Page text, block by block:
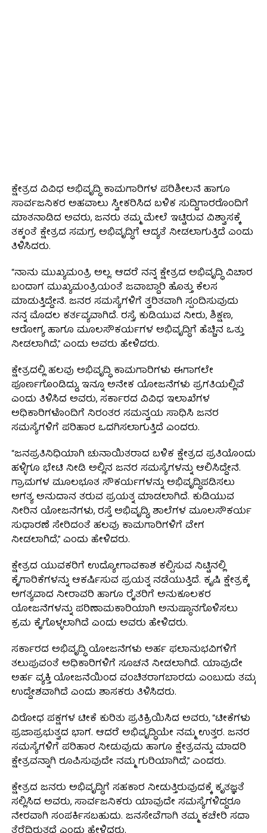
ಕ್ಷೇತ್ರದ ವಿವಿಧ ಅಭಿವೃದ್ಧಿ ಕಾಮಗಾರಿಗಳ ಪರಿಶೀಲನೆ ಹಾಗೂ
ಸಾರ್ವಜನಿಕರ ಅಹವಾಲು ಸ್ವೀಕರಿಸಿದ ಬಳಿಕ ಸುದ್ದಿಗಾರರೊಂದಿಗೆ
ಮಾತನಾಡಿದ ಅವರು, ಜನರು ತಮ್ಮ ಮೇಲೆ ಇಟ್ಟಿರುವ ವಿಶ್ವಾಸಕ್ಕೆ
ತಕ್ಕಂತೆ ಕ್ಷೇತ್ರದ ಸಮಗ್ರ ಅಭಿವೃದ್ಧಿಗೆ ಆದ್ಯತೆ ನೀಡಲಾಗುತ್ತಿದೆ ಎಂದು
ತಿಳಿಸಿದರು.
“ನಾನು ಮುಖ್ಯಮಂತ್ರಿ ಅಲ್ಲ. ಆದರೆ ನನ್ನ ಕ್ಷೇತ್ರದ ಅಭಿವೃದ್ಧಿ ವಿಚಾರ
ಬಂದಾಗ ಮುಖ್ಯಮಂತ್ರಿಯಂತೆ ಜವಾಬ್ದಾರಿ ಹೊತ್ತು ಕೆಲಸ
ಮಾಡುತ್ತಿದ್ದೇನೆ. ಜನರ ಸಮಸ್ಯೆಗಳಿಗೆ ತ್ವರಿತವಾಗಿ ಸ್ಪಂದಿಸುವುದು
ನನ್ನ ಮೊದಲ ಕರ್ತವ್ಯವಾಗಿದೆ. ರಸ್ತೆ, ಕುಡಿಯುವ ನೀರು, ಶಿಕ್ಷಣ,
ಆರೋಗ್ಯ ಹಾಗೂ ಮೂಲಸೌಕರ್ಯಗಳ ಅಭಿವೃದ್ಧಿಗೆ ಹೆಚ್ಚಿನ ಒತ್ತು
ನೀಡಲಾಗಿದೆ,” ಎಂದು ಅವರು ಹೇಳಿದರು.
ಕ್ಷೇತ್ರದಲ್ಲಿ ಹಲವು ಅಭಿವೃದ್ಧಿ ಕಾಮಗಾರಿಗಳು ಈಗಾಗಲೇ
ಪೂರ್ಣಗೊಂಡಿದ್ದು, ಇನ್ನೂ ಅನೇಕ ಯೋಜನೆಗಳು ಪ್ರಗತಿಯಲ್ಲಿವೆ
ಎಂದು ತಿಳಿಸಿದ ಅವರು, ಸರ್ಕಾರದ ವಿವಿಧ ಇಲಾಖೆಗಳ
ಅಧಿಕಾರಿಗಳೊಂದಿಗೆ ನಿರಂತರ ಸಮನ್ವಯ ಸಾಧಿಸಿ ಜನರ
ಸಮಸ್ಯೆಗಳಿಗೆ ಪರಿಹಾರ ಒದಗಿಸಲಾಗುತ್ತಿದೆ ಎಂದರು.
“ಜನಪ್ರತಿನಿಧಿಯಾಗಿ ಚುನಾಯಿತರಾದ ಬಳಿಕ ಕ್ಷೇತ್ರದ ಪ್ರತಿಯೊಂದು
ಹಳ್ಳಿಗೂ ಭೇಟಿ ನೀಡಿ ಅಲ್ಲಿನ ಜನರ ಸಮಸ್ಯೆಗಳನ್ನು ಆಲಿಸಿದ್ದೇನೆ.
ಗ್ರಾಮಗಳ ಮೂಲಭೂತ ಸೌಕರ್ಯಗಳನ್ನು ಅಭಿವೃದ್ಧಿಪಡಿಸಲು
ಅಗತ್ಯ ಅನುದಾನ ತರುವ ಪ್ರಯತ್ನ ಮಾಡಲಾಗಿದೆ. ಕುಡಿಯುವ
ನೀರಿನ ಯೋಜನೆಗಳು, ರಸ್ತೆ ಅಭಿವೃದ್ಧಿ, ಶಾಲೆಗಳ ಮೂಲಸೌಕರ್ಯ
ಸುಧಾರಣೆ ಸೇರಿದಂತೆ ಹಲವು ಕಾಮಗಾರಿಗಳಿಗೆ ವೇಗ
ನೀಡಲಾಗಿದೆ,” ಎಂದು ಹೇಳಿದರು.
ಕ್ಷೇತ್ರದ ಯುವಕರಿಗೆ ಉದ್ಯೋಗಾವಕಾಶ ಕಲ್ಪಿಸುವ ನಿಟ್ಟಿನಲ್ಲಿ
ಕೈಗಾರಿಕೆಗಳನ್ನು ಆಕರ್ಷಿಸುವ ಪ್ರಯತ್ನ ನಡೆಯುತ್ತಿದೆ. ಕೃಷಿ ಕ್ಷೇತ್ರಕ್ಕೆ
ಅಗತ್ಯವಾದ ನೀರಾವರಿ ಹಾಗೂ ರೈತರಿಗೆ ಅನುಕೂಲಕರ
ಯೋಜನೆಗಳನ್ನು ಪರಿಣಾಮಕಾರಿಯಾಗಿ ಅನುಷ್ಠಾನಗೊಳಿಸಲು
ಕ್ರಮ ಕೈಗೊಳ್ಳಲಾಗಿದೆ ಎಂದು ಅವರು ಹೇಳಿದರು.
ಸರ್ಕಾರದ ಅಭಿವೃದ್ಧಿ ಯೋಜನೆಗಳು ಅರ್ಹ ಫಲಾನುಭವಿಗಳಿಗೆ
ತಲುಪುವಂತೆ ಅಧಿಕಾರಿಗಳಿಗೆ ಸೂಚನೆ ನೀಡಲಾಗಿದೆ. ಯಾವುದೇ
ಅರ್ಹ ವ್ಯಕ್ತಿ ಯೋಜನೆಯಿಂದ ವಂಚಿತರಾಗಬಾರದು ಎಂಬುದು ತಮ್ಮ
ಉದ್ದೇಶವಾಗಿದೆ ಎಂದು ಶಾಸಕರು ತಿಳಿಸಿದರು.
ವಿರೋಧ ಪಕ್ಷಗಳ ಟೀಕೆ ಕುರಿತು ಪ್ರತಿಕ್ರಿಯಿಸಿದ ಅವರು, “ಟೀಕೆಗಳು
ಪ್ರಜಾಪ್ರಭುತ್ವದ ಭಾಗ. ಆದರೆ ಅಭಿವೃದ್ಧಿಯೇ ನಮ್ಮ ಉತ್ತರ. ಜನರ
ಸಮಸ್ಯೆಗಳಿಗೆ ಪರಿಹಾರ ನೀಡುವುದು ಹಾಗೂ ಕ್ಷೇತ್ರವನ್ನು ಮಾದರಿ
ಕ್ಷೇತ್ರವನ್ನಾಗಿ ರೂಪಿಸುವುದೇ ನಮ್ಮ ಗುರಿಯಾಗಿದೆ,” ಎಂದರು.
ಕ್ಷೇತ್ರದ ಜನರು ಅಭಿವೃದ್ಧಿಗೆ ಸಹಕಾರ ನೀಡುತ್ತಿರುವುದಕ್ಕೆ ಕೃತಜ್ಞತೆ
ಸಲ್ಲಿಸಿದ ಅವರು, ಸಾರ್ವಜನಿಕರು ಯಾವುದೇ ಸಮಸ್ಯೆಗಳಿದ್ದರೂ
ನೇರವಾಗಿ ಸಂಪರ್ಕಿಸಬಹುದು. ಜನಸೇವೆಗಾಗಿ ತಮ್ಮ ಕಚೇರಿ ಸದಾ